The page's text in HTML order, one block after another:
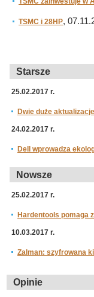
TSMC i 28HP,
Starsze
25.02.2017 r.
Dwie duże
24.02.2017 r.
Dell wprowadza
Nowsze
25.02.2017 r.
Hardentools pomaga
10.03.2017 r.
Zalman: szyfrowana
Opinie